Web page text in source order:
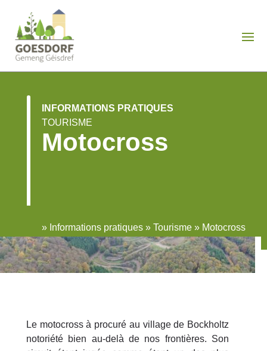
INFORMATIONS PRATIQUES
TOURISME
Motocross
» Informations pratiques » Tourisme » Motocross
Le motocross à procuré au village de Bockholtz
notoriété bien au-delà de nos frontières. Son